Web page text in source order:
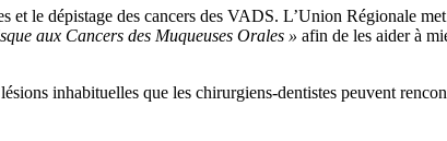
et le dépistage des cancers des VADS. L’Union Régionale
aux Cancers des Muqueuses Orales » afin de les aider à
inhabituelles que les chirurgiens-dentistes peuvent